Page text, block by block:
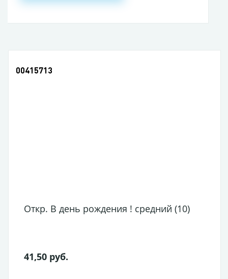
00415713
Откр. В день рождения ! средний (10)
41,50 руб.